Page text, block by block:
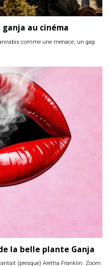
au cinéma
comme une menace, un gag
la belle plante Ganja
(presque) Aretha Franklin. Zoom